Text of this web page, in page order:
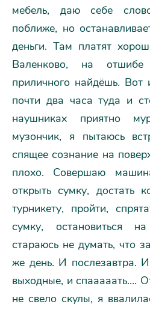
мебель, даю себе
поближе, но
деньги. Там платят
Валенково, на
приличного найдёшь. Вот
почти два часа туда и
наушниках приятно
музончик, я пытаюсь
спящее сознание на
плохо. Совершаю
открыть сумку, достать
турникету, пройти,
сумку, остановиться
стараюсь не думать, что
же день. И послезавтра.
выходные, и спааааать….
не свело скулы, я